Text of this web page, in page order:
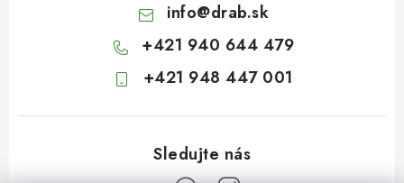
info@drab.sk
+421 940 644 479
+421 948 447 001